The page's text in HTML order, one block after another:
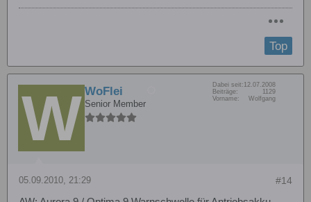
Top
WoFlei
Senior Member
Dabei seit: 12.07.2008
Beiträge:
1129
Vorname:
Wolfgang
#14
05.09.2010, 21:29